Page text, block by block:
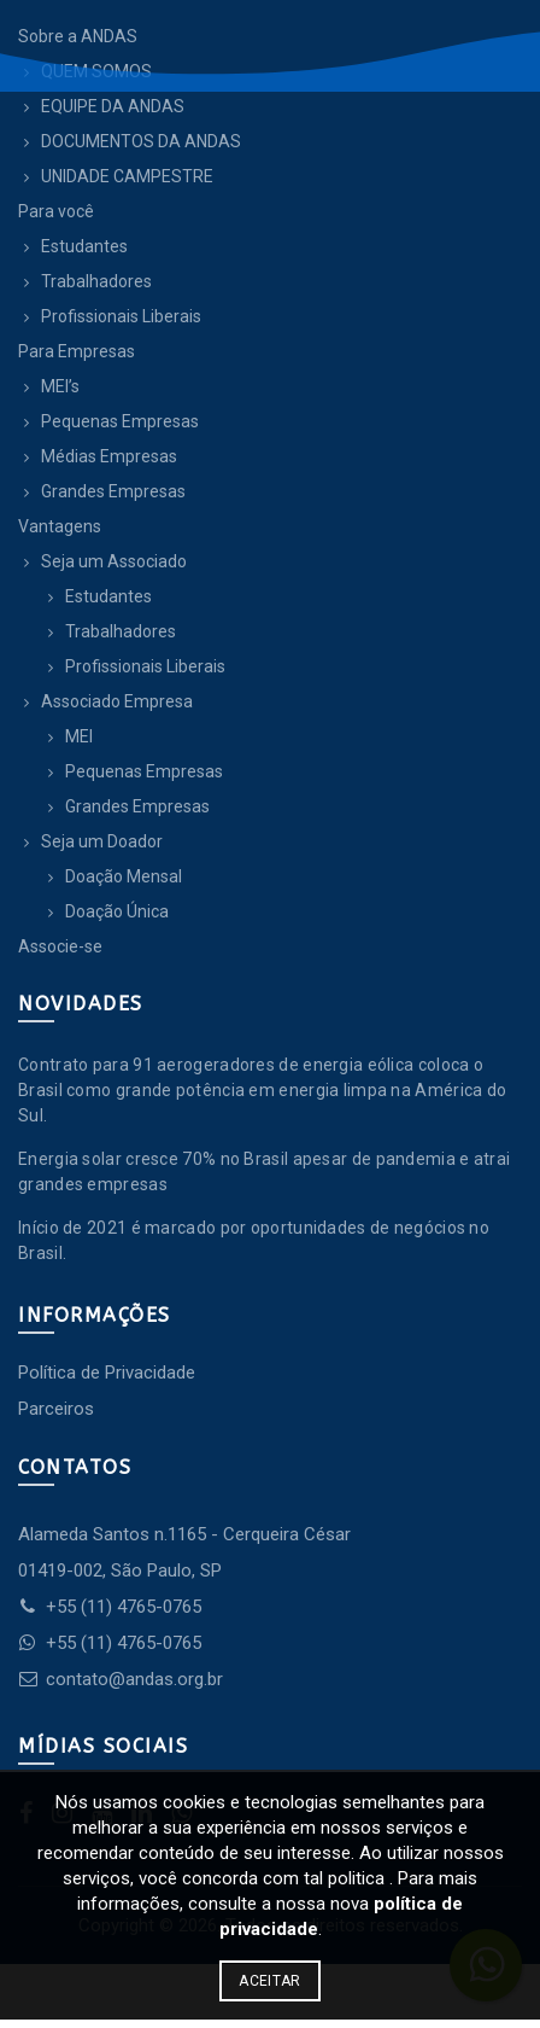
Sobre a ANDAS
QUEM SOMOS
EQUIPE DA ANDAS
DOCUMENTOS DA ANDAS
UNIDADE CAMPESTRE
Para você
Estudantes
Trabalhadores
Profissionais Liberais
Para Empresas
MEI’s
Pequenas Empresas
Médias Empresas
Grandes Empresas
Vantagens
Seja um Associado
Estudantes
Trabalhadores
Profissionais Liberais
Associado Empresa
MEI
Pequenas Empresas
Grandes Empresas
Seja um Doador
Doação Mensal
Doação Única
Associe-se
NOVIDADES
Contrato para 91 aerogeradores de energia eólica coloca o
Brasil como grande potência em energia limpa na América do
Sul.
Energia solar cresce 70% no Brasil apesar de pandemia e atrai
grandes empresas
Início de 2021 é marcado por oportunidades de negócios no
Brasil.
INFORMAÇÕES
Política de Privacidade
Parceiros
CONTATOS
Alameda Santos n.1165 - Cerqueira César
01419-002, São Paulo, SP
+55 (11) 4765-0765
+55 (11) 4765-0765
contato@andas.org.br
MÍDIAS SOCIAIS
Copyright © 2026. Todos os direitos reservados.
Nós usamos cookies e tecnologias semelhantes para
melhorar a sua experiência em nossos serviços e
recomendar conteúdo de seu interesse. Ao utilizar nossos
serviços, você concorda com tal politica . Para mais
informações, consulte a nossa nova política de
privacidade.
ACEITAR